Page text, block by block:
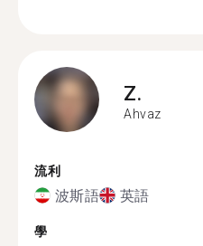
Z.
Ahvaz
流利
波斯語 英語
學